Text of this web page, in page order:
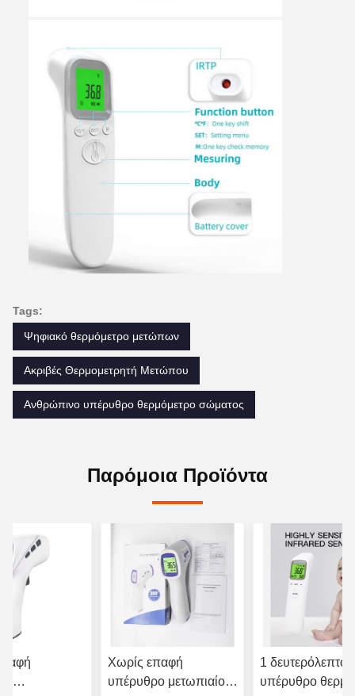
Tags:
Ψηφιακό θερμόμετρο μετώπων
Ακριβές Θερμομετρητή Μετώπου
Ανθρώπινο υπέρυθρο θερμόμετρο σώματος
Παρόμοια Προϊόντα
Χωρίς επαφή
υπέρυθρο μετωπιαίο
1 δευτερόλεπτο
υπέρυθρο